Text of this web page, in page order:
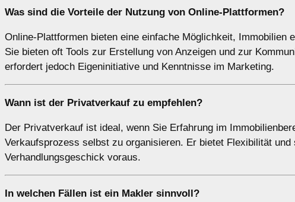
Was sind die Vorteile der Nutzung von Online-Plattformen?
Online-Plattformen bieten eine einfache Möglichkeit,
Sie bieten oft Tools zur Erstellung von Anzeigen und zur
erfordert jedoch Eigeninitiative und Kenntnisse im Marketing.
Wann ist der Privatverkauf zu empfehlen?
Der Privatverkauf ist ideal, wenn Sie Erfahrung im
Verkaufsprozess selbst zu organisieren. Er bietet Flexibilität
Verhandlungsgeschick voraus.
In welchen Fällen ist ein Makler sinnvoll?